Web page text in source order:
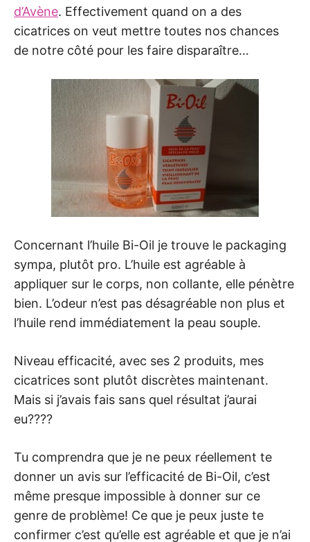
d’Avène. Effectivement quand on a des
cicatrices on veut mettre toutes nos chances
de notre côté pour les faire disparaître…
Concernant l’huile Bi-Oil je trouve le packaging
sympa, plutôt pro. L’huile est agréable à
appliquer sur le corps, non collante, elle pénètre
bien. L’odeur n’est pas désagréable non plus et
l’huile rend immédiatement la peau souple.
Niveau efficacité, avec ses 2 produits, mes
cicatrices sont plutôt discrètes maintenant.
Mais si j’avais fais sans quel résultat j’aurai
eu????
Tu comprendra que je ne peux réellement te
donner un avis sur l’efficacité de Bi-Oil, c’est
même presque impossible à donner sur ce
genre de problème! Ce que je peux juste te
confirmer c’est qu’elle est agréable et que je n’ai